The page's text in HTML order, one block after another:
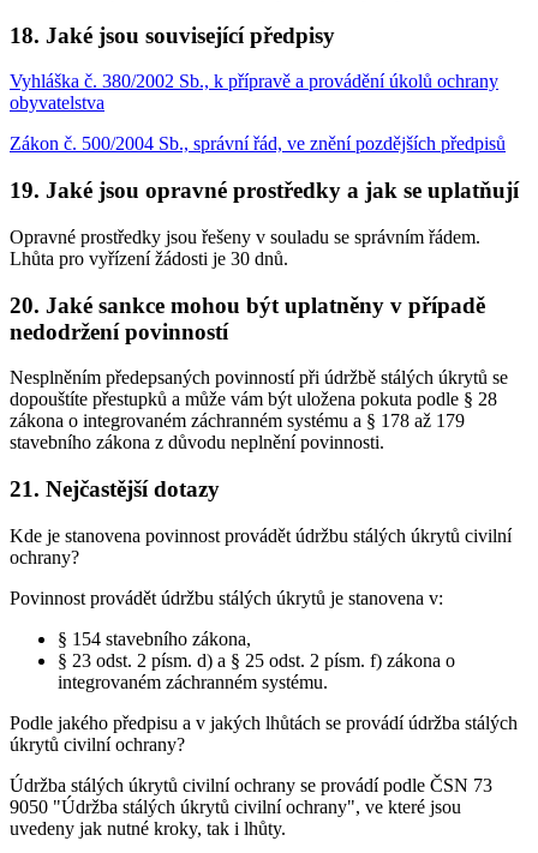
18. Jaké jsou související předpisy
Vyhláška č. 380/2002 Sb., k přípravě a provádění úkolů ochrany
obyvatelstva
Zákon č. 500/2004 Sb., správní řád, ve znění pozdějších předpisů
19. Jaké jsou opravné prostředky a jak se uplatňují
Opravné prostředky jsou řešeny v souladu se správním řádem.
Lhůta pro vyřízení žádosti je 30 dnů.
20. Jaké sankce mohou být uplatněny v případě
nedodržení povinností
Nesplněním předepsaných povinností při údržbě stálých úkrytů se
dopouštíte přestupků a může vám být uložena pokuta podle § 28
zákona o integrovaném záchranném systému a § 178 až 179
stavebního zákona z důvodu neplnění povinnosti.
21. Nejčastější dotazy
Kde je stanovena povinnost provádět údržbu stálých úkrytů civilní
ochrany?
Povinnost provádět údržbu stálých úkrytů je stanovena v:
§ 154 stavebního zákona,
§ 23 odst. 2 písm. d) a § 25 odst. 2 písm. f) zákona o
integrovaném záchranném systému.
Podle jakého předpisu a v jakých lhůtách se provádí údržba stálých
úkrytů civilní ochrany?
Údržba stálých úkrytů civilní ochrany se provádí podle ČSN 73
9050 "Údržba stálých úkrytů civilní ochrany", ve které jsou
uvedeny jak nutné kroky, tak i lhůty.